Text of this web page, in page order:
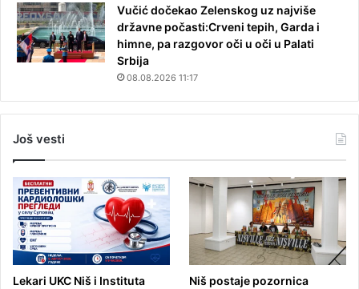
Vučić dočekao Zelenskog uz najviše
državne počasti:Crveni tepih, Garda i
himne, pa razgovor oči u oči u Palati
Srbija
08.08.2026 11:17
Još vesti
Lekari UKC Niš i Instituta
Niš postaje pozornica